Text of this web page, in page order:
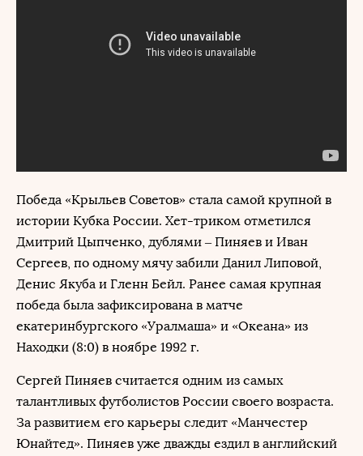
Победа «Крыльев Советов» стала самой крупной в
истории Кубка России. Хет-триком отметился
Дмитрий Цыпченко, дублями – Пиняев и Иван
Сергеев, по одному мячу забили Данил Липовой,
Денис Якуба и Гленн Бейл. Ранее самая крупная
победа была зафиксирована в матче
екатеринбургского «Уралмаша» и «Океана» из
Находки (8:0) в ноябре 1992 г.
Сергей Пиняев считается одним из самых
талантливых футболистов России своего возраста.
За развитием его карьеры следит «Манчестер
Юнайтед». Пиняев уже дважды ездил в английский